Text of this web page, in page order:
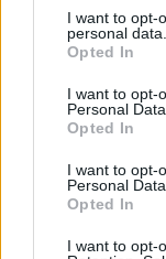
I want to opt-
personal data.
Opted In
I want to opt-
Personal Data.
Opted In
I want to opt-
Personal
Opted In
I want to opt-
ECB
biudžeto
Šią savaitę
tarifus